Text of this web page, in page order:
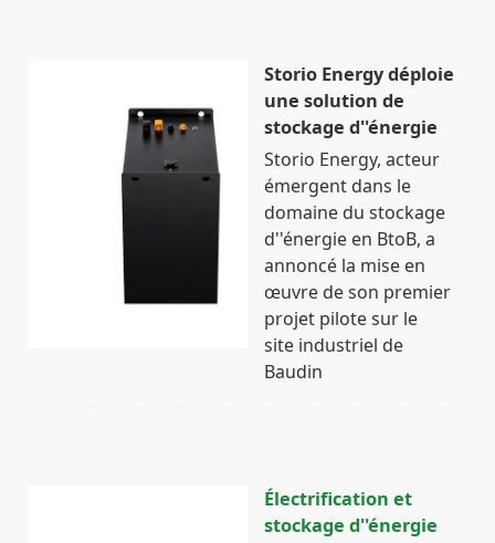
Storio Energy déploie
une solution de
stockage d''énergie
Storio Energy, acteur
émergent dans le
domaine du stockage
d''énergie en BtoB, a
annoncé la mise en
œuvre de son premier
projet pilote sur le
site industriel de
Baudin
Électrification et
stockage d''énergie